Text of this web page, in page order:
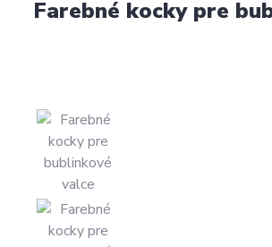
Farebné kocky pre